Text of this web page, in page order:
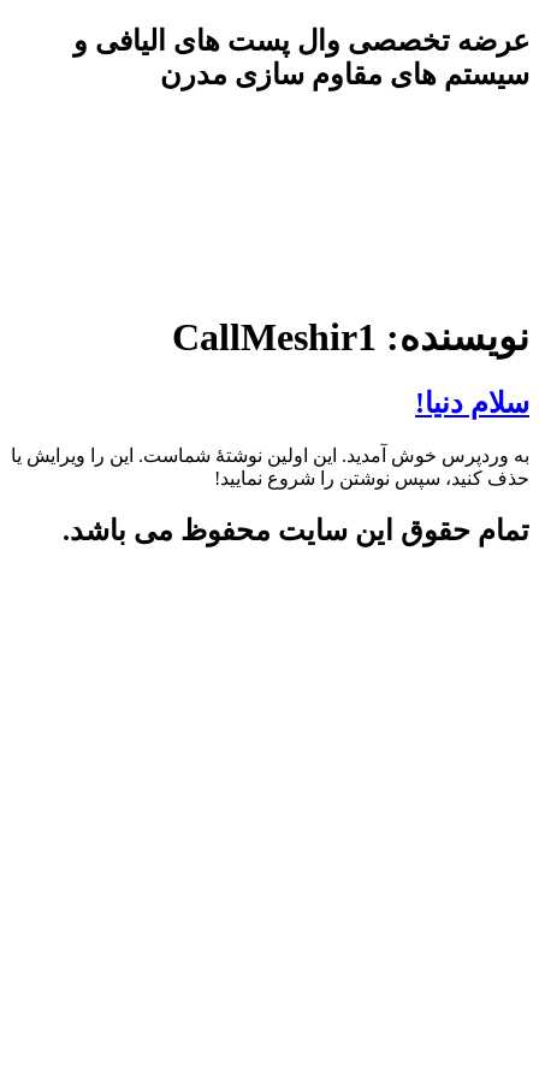
پرش
به
محتوا
عرضه تخصصی وال پست های الیافی و
سیستم های مقاوم سازی مدرن
نویسنده: CallMeshir1
سلام دنیا!
به وردپرس خوش آمدید. این اولین نوشتهٔ شماست. این را ویرایش یا
حذف کنید، سپس نوشتن را شروع نمایید!
تمام حقوق این سایت محفوظ می باشد.